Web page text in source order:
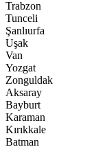
Trabzon
Tunceli
Şanlıurfa
Uşak
Van
Yozgat
Zonguldak
Aksaray
Bayburt
Karaman
Kırıkkale
Batman